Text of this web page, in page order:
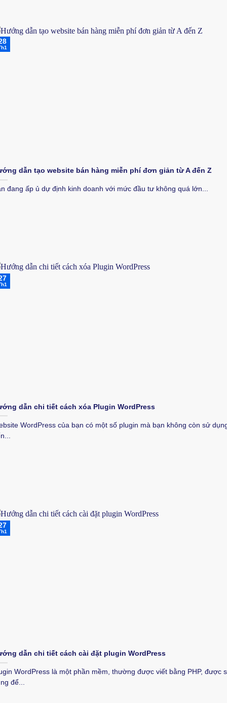
dẫn tạo website bán hàng miễn phí đơn giản từ A đến Z
đang ấp ủ dự định kinh doanh với mức đầu tư không quá lớn...
dẫn chi tiết cách xóa Plugin WordPress
WordPress của bạn có một số plugin mà bạn không còn sử
dẫn chi tiết cách cài đặt plugin WordPress
WordPress là một phần mềm, thường được viết bằng PHP, được
để...